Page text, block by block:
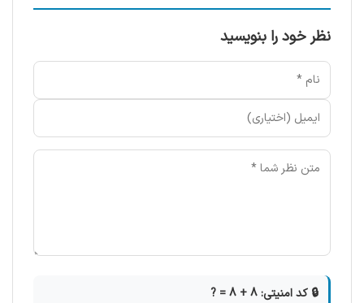
نظر خود را بنویسید
🔒 کد امنیتی: 8 + 8 = ?